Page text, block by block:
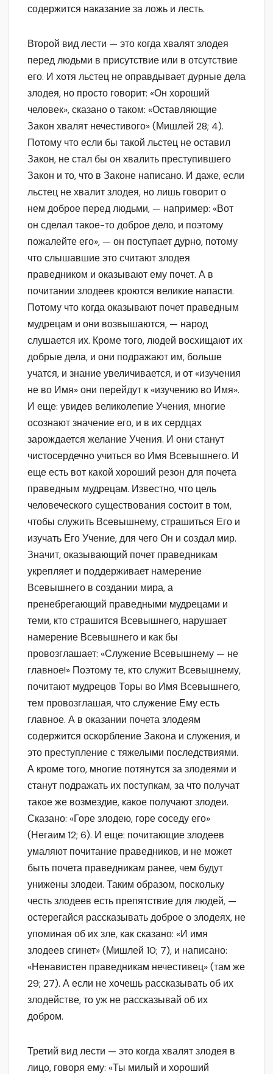
содержится наказание за ложь и лесть.
Второй вид лести — это когда хвалят злодея
перед людьми в присутствие или в отсутствие
его. И хотя льстец не оправдывает дурные дела
злодея, но просто говорит: «Он хороший
человек», сказано о таком: «Оставляющие
Закон хвалят нечестивого» (Мишлей 28; 4).
Потому что если бы такой льстец не оставил
Закон, не стал бы он хвалить преступившего
Закон и то, что в Законе написано. И даже, если
льстец не хвалит злодея, но лишь говорит о
нем доброе перед людьми, — например: «Вот
он сделал такое-то доброе дело, и поэтому
пожалейте его», — он поступает дурно, потому
что слышавшие это считают злодея
праведником и оказывают ему почет. А в
почитании злодеев кроются великие напасти.
Потому что когда оказывают почет праведным
мудрецам и они возвышаются, — народ
слушается их. Кроме того, людей восхищают их
добрые дела, и они подражают им, больше
учатся, и знание увеличивается, и от «изучения
не во Имя» они перейдут к «изучению во Имя».
И еще: увидев великолепие Учения, многие
осознают значение его, и в их сердцах
зарождается желание Учения. И они станут
чистосердечно учиться во Имя Всевышнего. И
еще есть вот какой хороший резон для почета
праведным мудрецам. Известно, что цель
человеческого существования состоит в том,
чтобы служить Всевышнему, страшиться Его и
изучать Его Учение, для чего Он и создал мир.
Значит, оказывающий почет праведникам
укрепляет и поддерживает намерение
Всевышнего в создании мира, а
пренебрегающий праведными мудрецами и
теми, кто страшится Всевышнего, нарушает
намерение Всевышнего и как бы
провозглашает: «Служение Всевышнему — не
главное!» Поэтому те, кто служит Всевышнему,
почитают мудрецов Торы во Имя Всевышнего,
тем провозглашая, что служение Ему есть
главное. А в оказании почета злодеям
содержится оскорбление Закона и служения, и
это преступление с тяжелыми последствиями.
А кроме того, многие потянутся за злодеями и
станут подражать их поступкам, за что получат
такое же возмездие, какое получают злодеи.
Сказано: «Горе злодею, горе соседу его»
(Негаим 12; 6). И еще: почитающие злодеев
умаляют почитание праведников, и не может
быть почета праведникам ранее, чем будут
унижены злодеи. Таким образом, поскольку
честь злодеев есть препятствие для людей, —
остерегайся рассказывать доброе о злодеях, не
упоминая об их зле, как сказано: «И имя
злодеев сгинет» (Мишлей 10; 7), и написано:
«Ненавистен праведникам нечестивец» (там же
29; 27). А если не хочешь рассказывать об их
злодействе, то уж не рассказывай об их
добром.
Третий вид лести — это когда хвалят злодея в
лицо, говоря ему: «Ты милый и хороший